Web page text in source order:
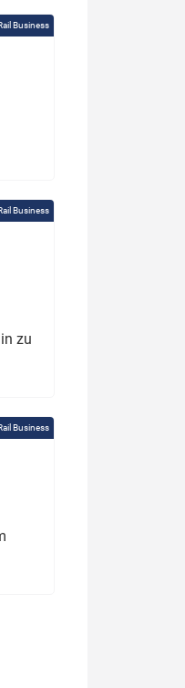
Business
Business
zu
Business